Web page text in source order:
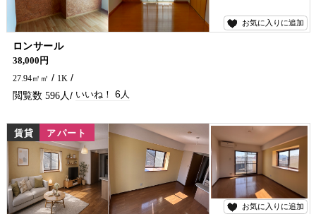
お気に入りに追加
ロンサール
インターネットの使用が無料になりました。
38,000円
27.94㎡㎡
1K
596 6
お気に入りに追加
賃貸 アパート